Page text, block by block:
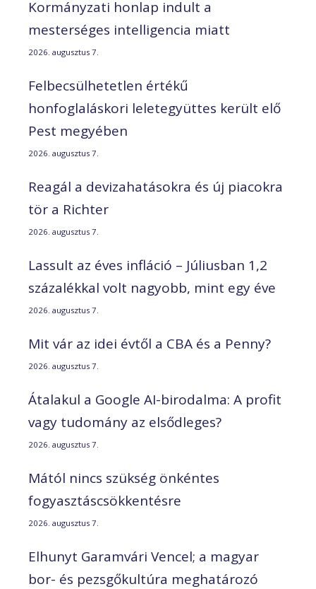
Kormányzati honlap indult a
mesterséges intelligencia miatt
2026. augusztus 7.
Felbecsülhetetlen értékű
honfoglaláskori leletegyüttes került elő
Pest megyében
2026. augusztus 7.
Reagál a devizahatásokra és új piacokra
tör a Richter
2026. augusztus 7.
Lassult az éves infláció – Júliusban 1,2
százalékkal volt nagyobb, mint egy éve
2026. augusztus 7.
Mit vár az idei évtől a CBA és a Penny?
2026. augusztus 7.
Átalakul a Google AI-birodalma: A profit
vagy tudomány az elsődleges?
2026. augusztus 7.
Mától nincs szükség önkéntes
fogyasztáscsökkentésre
2026. augusztus 7.
Elhunyt Garamvári Vencel; a magyar
bor- és pezsgőkultúra meghatározó